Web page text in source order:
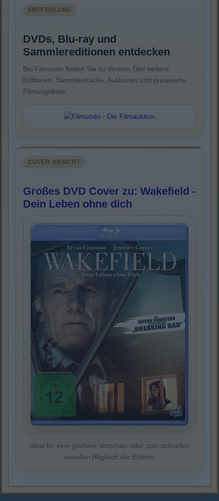
EMPFEHLUNG
DVDs, Blu-ray und
Sammlereditionen entdecken
Bei Filmundo finden Sie zu diesem Titel weitere
Editionen, Sammlerstücke, Auktionen und preiswerte
Filmangebote.
COVER-ANSICHT
Großes DVD Cover zu: Wakefield -
Dein Leben ohne dich
Ideal für eine größere Vorschau oder zum schnellen
visuellen Abgleich der Edition.